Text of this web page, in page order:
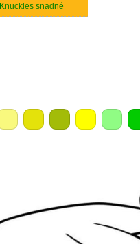
Knuckles snadné